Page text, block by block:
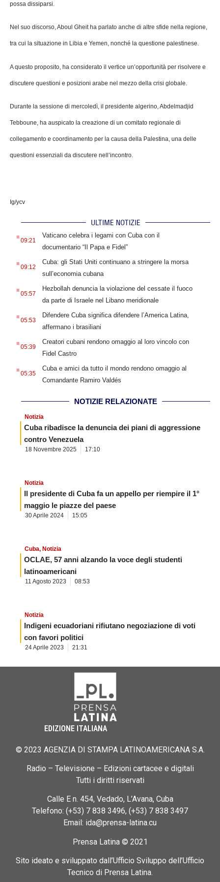
possa dissiparsi.
Nel suo discorso, Aboul Gheit ha parlato anche di altre sfide nella regione,
tra cui la situazione in Libia e Yemen, nonché la questione palestinese.
A questo proposito, ha considerato il vertice un’opportunità per risolvere e
discutere questioni e posizioni arabe nel mezzo della crisi globale.
Durante la sessione di mercoledì, il presidente algerino, Abdelmadjid
Tebboune, ha auspicato la creazione di un comitato regionale di
collegamento e coordinamento per la causa della Palestina, una delle
questioni essenziali da discutere nell’incontro.
Ig/ycv
ULTIME NOTIZIE
.09:21
Vaticano celebra i legami con Cuba con il
documentario “Il Papa e Fidel”
.09:12
Cuba: gli Stati Uniti continuano a stringere la morsa
sull’economia cubana
.05:57
Hezbollah denuncia la violazione del cessate il fuoco
da parte di Israele nel Libano meridionale
.05:53
Difendere Cuba significa difendere l’America Latina,
affermano i brasiliani
.05:39
Creatori cubani rendono omaggio al loro vincolo con
Fidel Castro
.05:35
Cuba e amici da tutto il mondo rendono omaggio al
Comandante Ramiro Valdés
NOTIZIE RELAZIONATE
Notizia
Cuba ribadisce la denuncia dei piani di aggressione
contro Venezuela
18 Novembre 2025 17:10
Notizia
Il presidente di Cuba fa un appello per riempire il 1°
maggio le piazze del paese
30 Aprile 2024 15:05
Cuba, Notizia
OCLAE, 57 anni alzando la voce degli studenti
latinoamericani
11 Agosto 2023 08:53
Notizia
Indigeni ecuadoriani rifiutano negoziazione di voti
con favori politici
24 Aprile 2023 21:31
EDIZIONE ITALIANA
© 2023 AGENZIA DI STAMPA LATINOAMERICANA S.A.
Radio – Televisione – Edizioni cartacee e digitali
Tutti i diritti riservati
Calle E n. 454, Vedado, L’Avana, Cuba
Telefono: (+53) 7 838 3496, (+53) 7 838 3497
Email: ida@prensa-latina.cu
Prensa Latina © 2021
Sito ideato e sviluppato dall’Ufficio Sviluppo dell’Ufficio
Tecnico di Prensa Latina.